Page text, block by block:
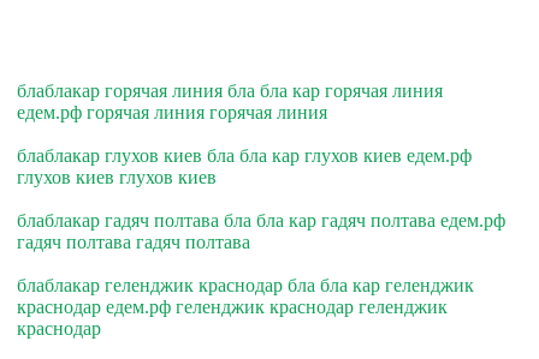
блаблакар горячая линия бла бла кар горячая линия
едем.рф горячая линия горячая линия
блаблакар глухов киев бла бла кар глухов киев едем.рф
глухов киев глухов киев
блаблакар гадяч полтава бла бла кар гадяч полтава едем.рф
гадяч полтава гадяч полтава
блаблакар геленджик краснодар бла бла кар геленджик
краснодар едем.рф геленджик краснодар геленджик
краснодар